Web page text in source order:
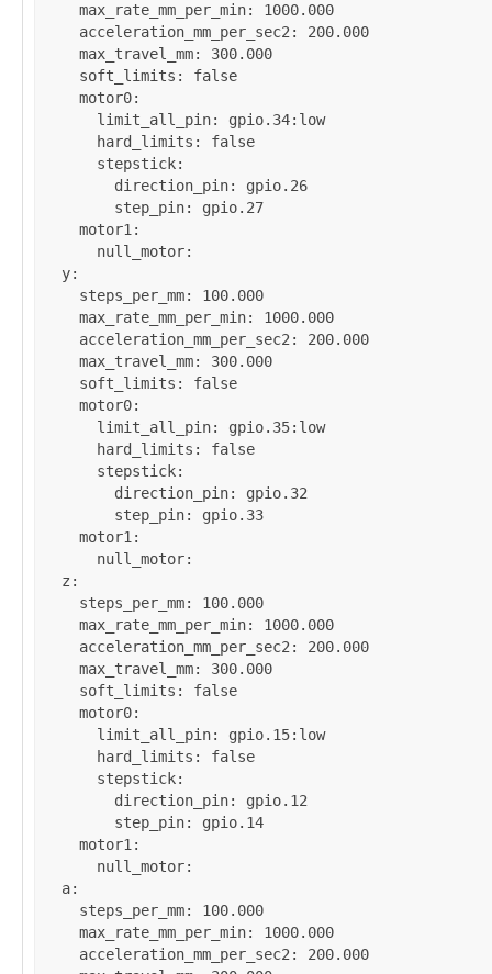
max_rate_mm_per_min: 1000.000
acceleration_mm_per_sec2 : 200.000
max_travel_mm: 300.000
soft_limits : false
motor0:
limit_all_pin: gpio.34:low
hard_limits : false
stepstick:
direction_pin: gpio.26
step_pin: gpio.27
motor1 :
null_motor:
y:
steps_per_mm: 100.000
max_rate_mm_per_min: 1000.000
acceleration_mm_per_sec2 : 200.000
max_travel_mm: 300.000
soft_limits : false
motor0:
limit_all_pin: gpio.35:low
hard_limits : false
stepstick:
direction_pin: gpio.32
step_pin: gpio.33
motor1 :
null_motor:
z :
steps_per_mm: 100.000
max_rate_mm_per_min: 1000.000
acceleration_mm_per_sec2 : 200.000
max_travel_mm: 300.000
soft_limits : false
motor0:
limit_all_pin: gpio.15:low
hard_limits : false
stepstick:
direction_pin: gpio.12
step_pin: gpio.14
motor1 :
null_motor:
a:
steps_per_mm: 100.000
max_rate_mm_per_min: 1000.000
acceleration_mm_per_sec2 : 200.000